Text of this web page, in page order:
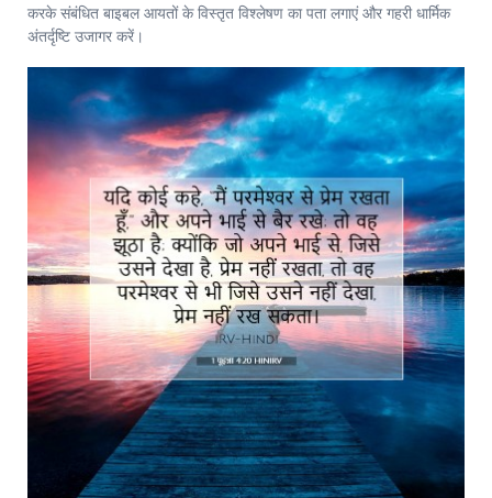
करके संबंधित बाइबल आयतों के विस्तृत विश्लेषण का पता लगाएं और गहरी धार्मिक
अंतर्दृष्टि उजागर करें।